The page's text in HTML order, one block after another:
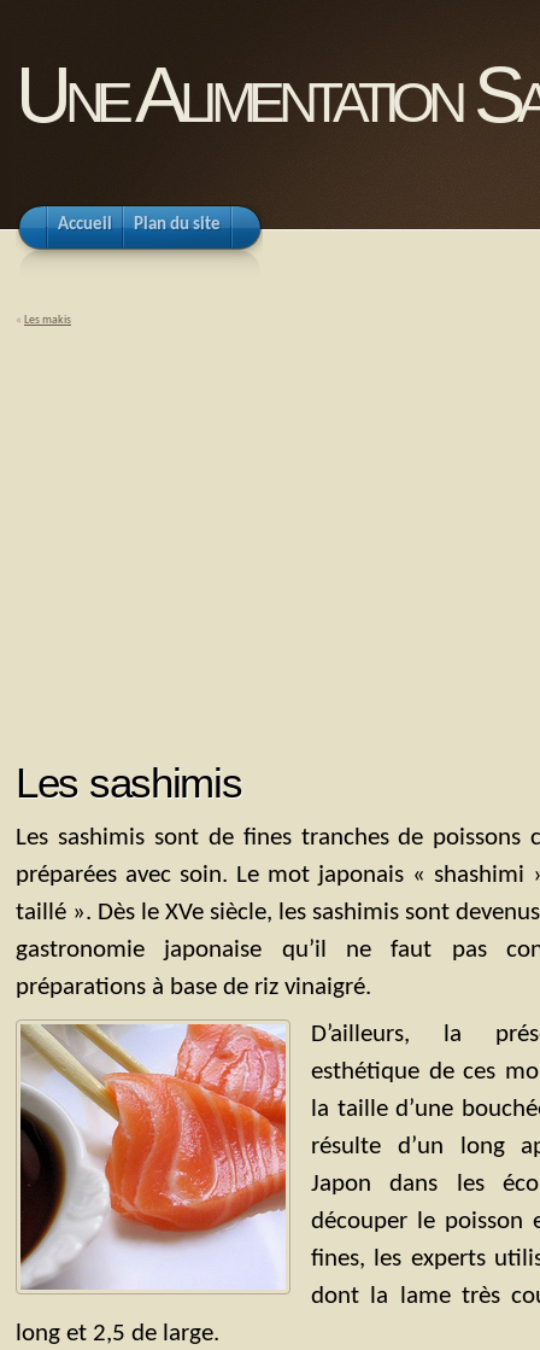
Une Alimentation
Accueil Plan du site
« Les makis
Les sashimis
Les sashimis sont de fines tranches de poissons
préparées avec soin. Le mot japonais « shashimi
taillé ». Dès le XVe siècle, les sashimis sont
gastronomie japonaise qu’il ne faut pas
préparations à base de riz vinaigré.
D’ailleurs, la
esthétique de ces
la taille d’une
résulte d’un long
Japon dans les
découper le poisson
fines, les experts
dont la lame très
long et 2,5 de large.